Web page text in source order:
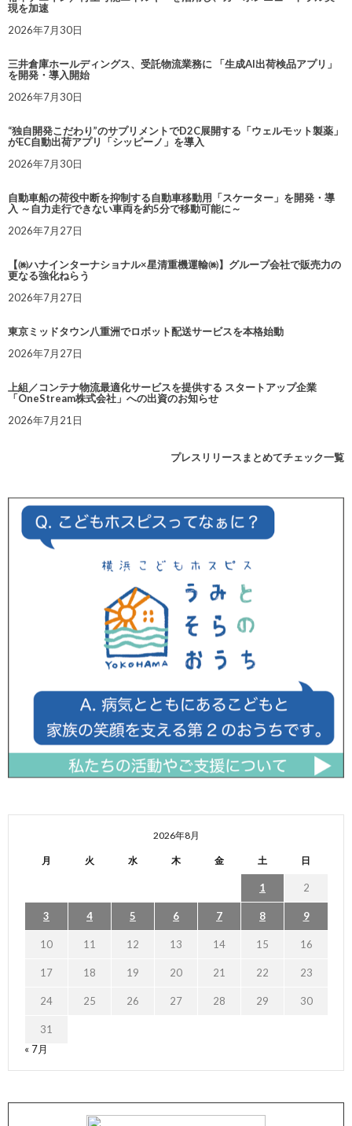
現を加速
2026年7月30日
三井倉庫ホールディングス、受託物流業務に 「生成AI出荷検品アプリ」
を開発・導入開始
2026年7月30日
“独自開発こだわり”のサプリメントでD2C展開する「ウェルモット製薬」
がEC自動出荷アプリ「シッピーノ」を導入
2026年7月30日
自動車船の荷役中断を抑制する自動車移動用「スケーター」を開発・導
入 ～自力走行できない車両を約5分で移動可能に～
2026年7月27日
【㈱ハナインターナショナル×星清重機運輸㈱】グループ会社で販売力の
更なる強化ねらう
2026年7月27日
東京ミッドタウン八重洲でロボット配送サービスを本格始動
2026年7月27日
上組／コンテナ物流最適化サービスを提供する スタートアップ企業
「OneStream株式会社」への出資のお知らせ
2026年7月21日
プレスリリースまとめてチェック一覧
2026年8月
月 火 水 木 金 土 日
1 2
3 4 5 6 7 8 9
10 11 12 13 14 15 16
17 18 19 20 21 22 23
24 25 26 27 28 29 30
31
« 7月